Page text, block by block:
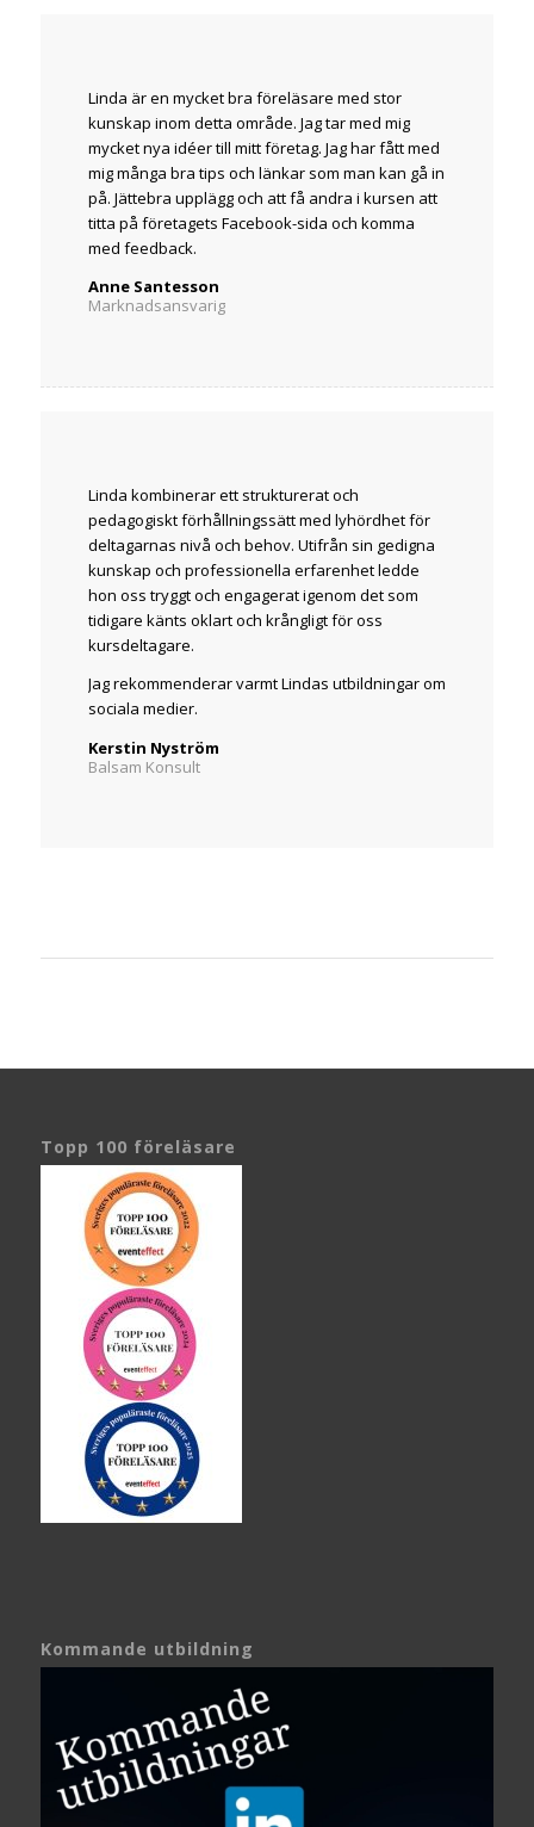
Linda är en mycket bra föreläsare med stor
kunskap inom detta område. Jag tar med mig
mycket nya idéer till mitt företag. Jag har fått med
mig många bra tips och länkar som man kan gå in
på. Jättebra upplägg och att få andra i kursen att
titta på företagets Facebook-sida och komma
med feedback.
Anne Santesson
Marknadsansvarig
Linda kombinerar ett strukturerat och
pedagogiskt förhållningssätt med lyhördhet för
deltagarnas nivå och behov. Utifrån sin gedigna
kunskap och professionella erfarenhet ledde
hon oss tryggt och engagerat igenom det som
tidigare känts oklart och krångligt för oss
kursdeltagare.
Jag rekommenderar varmt Lindas utbildningar om
sociala medier.
Kerstin Nyström
Balsam Konsult
Topp 100 föreläsare
Kommande utbildning